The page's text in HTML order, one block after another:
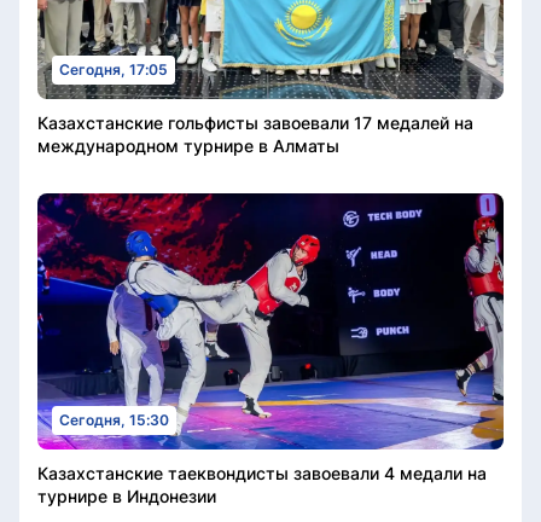
Сегодня, 17:05
Казахстанские гольфисты завоевали 17 медалей на
международном турнире в Алматы
Сегодня, 15:30
Казахстанские таеквондисты завоевали 4 медали на
турнире в Индонезии